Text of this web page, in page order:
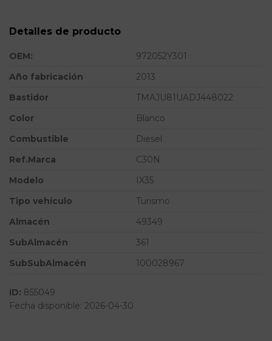
Detalles de producto
OEM:
972052Y301
Año fabricación
2013
Bastidor
TMAJU81UADJ448022
Color
Blanco
Combustible
Diesel
Ref.Marca
C30N
Modelo
IX35
Tipo vehículo
Turismo
Almacén
49349
SubAlmacén
361
SubSubAlmacén
100028967
ID: 855049
Fecha disponible: 2026-04-30